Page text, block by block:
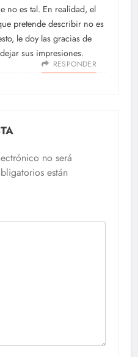
no es tal. En realidad, el
pretende describir no es
le doy las gracias de
sus impresiones.
RESPONDER
no será
están